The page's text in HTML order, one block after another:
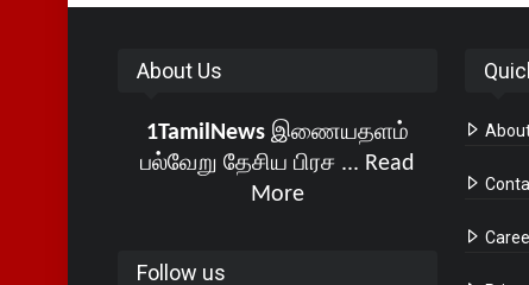
About Us
1TamilNewsஇணையதளம்
பல்வேறு தேசிய பிரச ... Read
More
Follow us